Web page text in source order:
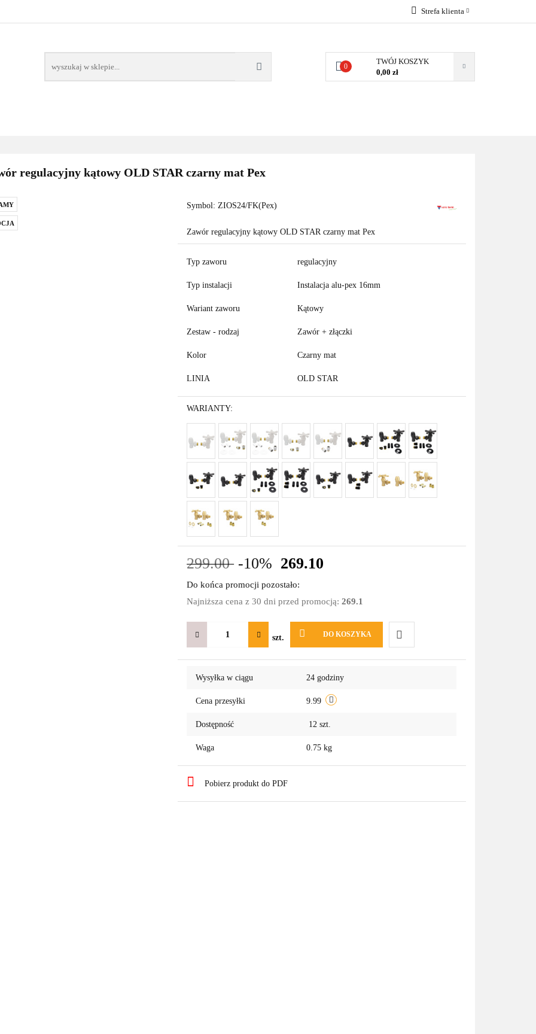
Strefa klienta
Zarejestruj się
0
TWÓJ KOSZYK
0,00 zł
regulacyjny kątowy OLD STAR czarny mat Pex
Symbol:ZIOS24/FK(Pex)
Zawór regulacyjny kątowy OLD STAR czarny mat Pex
Typ zaworu regulacyjny
Typ instalacji Instalacja alu-pex 16mm
Wariant zaworu Kątowy
Zestaw - rodzaj Zawór + złączki
Kolor Czarny mat
LINIA OLD STAR
WARIANTY:
299.00 -10% 269.10
Do końca promocji pozostało:
Najniższa cena z 30 dni przed promocją:269.1
szt. DO KOSZYKA
Do
Wysyłka w ciągu 24 godziny
Cena przesyłki 9.99
Dostępność 12 szt.
Waga 0.75 kg
Pobierz produkt do PDF